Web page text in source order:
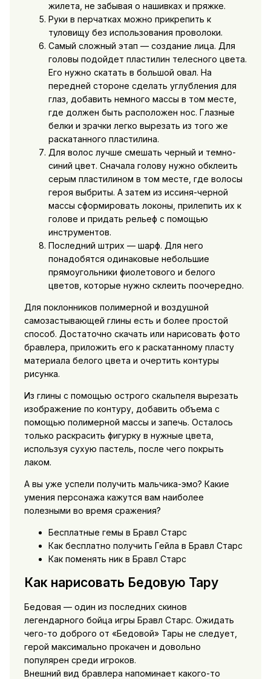
жилета, не забывая о нашивках и пряжке.
Руки в перчатках можно прикрепить к
туловищу без использования проволоки.
Самый сложный этап — создание лица. Для
головы подойдет пластилин телесного цвета.
Его нужно скатать в большой овал. На
передней стороне сделать углубления для
глаз, добавить немного массы в том месте,
где должен быть расположен нос. Глазные
белки и зрачки легко вырезать из того же
раскатанного пластилина.
Для волос лучше смешать черный и темно-
синий цвет. Сначала голову нужно обклеить
серым пластилином в том месте, где волосы
героя выбриты. А затем из иссиня-черной
массы сформировать локоны, прилепить их к
голове и придать рельеф с помощью
инструментов.
Последний штрих — шарф. Для него
понадобятся одинаковые небольшие
прямоугольники фиолетового и белого
цветов, которые нужно склеить поочередно.
Для поклонников полимерной и воздушной
самозастывающей глины есть и более простой
способ. Достаточно скачать или нарисовать фото
бравлера, приложить его к раскатанному пласту
материала белого цвета и очертить контуры
рисунка.
Из глины с помощью острого скальпеля вырезать
изображение по контуру, добавить объема с
помощью полимерной массы и запечь. Осталось
только раскрасить фигурку в нужные цвета,
используя сухую пастель, после чего покрыть
лаком.
А вы уже успели получить мальчика-эмо? Какие
умения персонажа кажутся вам наиболее
полезными во время сражения?
Бесплатные гемы в Бравл Старс
Как бесплатно получить Гейла в Бравл Старс
Как поменять ник в Бравл Старс
Как нарисовать Бедовую Тару
Бедовая — один из последних скинов
легендарного бойца игры Бравл Старс. Ожидать
чего-то доброго от «Бедовой» Тары не следует,
герой максимально прокачен и довольно
популярен среди игроков.
Внешний вид бравлера напоминает какого-то